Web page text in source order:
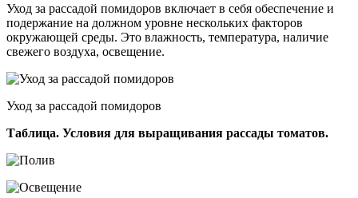
Уход за рассадой помидоров включает в себя обеспечение и
подержание на должном уровне нескольких факторов
окружающей среды. Это влажность, температура, наличие
свежего воздуха, освещение.
Уход за рассадой помидоров
Таблица. Условия для выращивания рассады томатов.